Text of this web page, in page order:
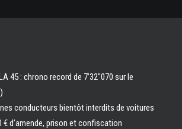
45 : chrono record de 7’32″070 sur le
conducteurs bientôt interdits de voitures
€ d’amende, prison et confiscation